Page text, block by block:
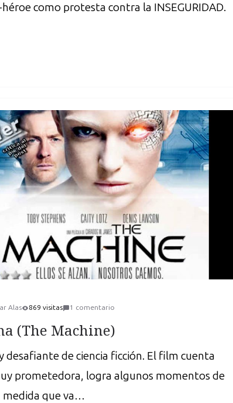
como protesta contra la INSEGURIDAD.
Alas 869 visitas 1 comentario
(The Machine)
desafiante de ciencia ficción. El film cuenta
prometedora, logra algunos momentos de
medida que va…